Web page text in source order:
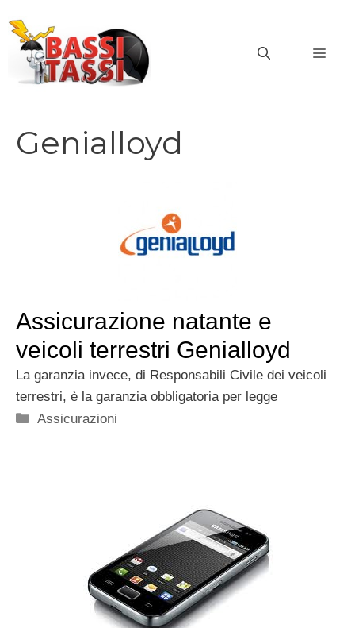
contenuto
Genialloyd
Assicurazione natante e
veicoli terrestri Genialloyd
La garanzia invece, di Responsabili Civile dei veicoli
terrestri, è la garanzia obbligatoria per legge
Categorie
Assicurazioni